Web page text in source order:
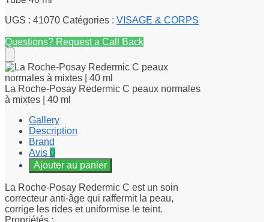
UGS : 41070 Catégories : VISAGE & CORPS
Questions? Request a Call Back
La Roche-Posay Redermic C peaux normales
à mixtes | 40 ml
Gallery
Description
Brand
Avis 0
Ajouter au panier
La Roche-Posay Redermic C est un soin
correcteur anti-âge qui raffermit la peau,
corrige les rides et uniformise le teint.